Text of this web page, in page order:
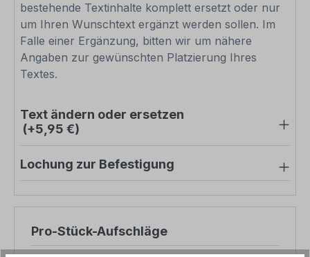
bestehende Textinhalte komplett ersetzt oder nur
um Ihren Wunschtext ergänzt werden sollen. Im
Falle einer Ergänzung, bitten wir um nähere
Angaben zur gewünschten Platzierung Ihres
Textes.
Text ändern oder ersetzen
(+5,95 €)
Lochung zur Befestigung
Pro-Stück-Aufschläge